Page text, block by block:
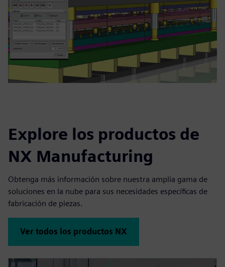
Explore los productos de
NX Manufacturing
Obtenga más información sobre nuestra amplia gama de
soluciones en la nube para sus necesidades específicas de
fabricación de piezas.
Ver todos los productos NX